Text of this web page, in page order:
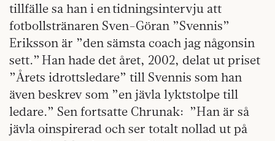
tillfälle sa han i en tidningsintervju att
fotbollstränaren Sven-Göran ”Svennis”
Eriksson är ”den sämsta coach jag någonsin
sett.” Han hade det året, 2002, delat ut priset
”Årets idrottsledare” till Svennis som han
även beskrev som ”en jävla lyktstolpe till
ledare.” Sen fortsatte Chrunak: ”Han är så
jävla oinspirerad och ser totalt nollad ut på